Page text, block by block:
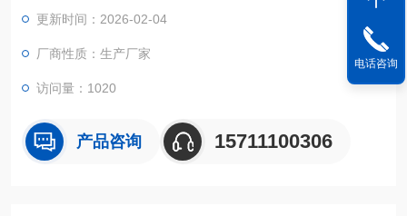
更新时间：2026-02-04
厂商性质：生产厂家
访问量：1020
产品咨询 15711100306
电话咨询